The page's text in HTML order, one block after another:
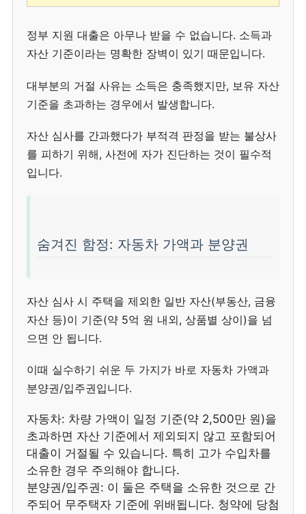
정부 지원 대출은 아무나 받을 수 없습니다. 소득과
자산 기준이라는 명확한 장벽이 있기 때문입니다.
대부분의 거절 사유는 소득은 충족했지만, 보유 자산
기준을 초과하는 경우에서 발생합니다.
자산 심사를 간과했다가 부적격 판정을 받는 불상사
를 피하기 위해, 사전에 자가 진단하는 것이 필수적
입니다.
숨겨진 함정: 자동차 가액과 분양권
자산 심사 시 주택을 제외한 일반 자산(부동산, 금융
자산 등)이 기준(약 5억 원 내외, 상품별 상이)을 넘
으면 안 됩니다.
이때 실수하기 쉬운 두 가지가 바로 자동차 가액과
분양권/입주권입니다.
자동차: 차량 가액이 일정 기준(약 2,500만 원)을
초과하면 자산 기준에서 제외되지 않고 포함되어
대출이 거절될 수 있습니다. 특히 고가 수입차를
소유한 경우 주의해야 합니다.
분양권/입주권: 이 둘은 주택을 소유한 것으로 간
주되어 무주택자 기준에 위배됩니다. 청약에 당첨